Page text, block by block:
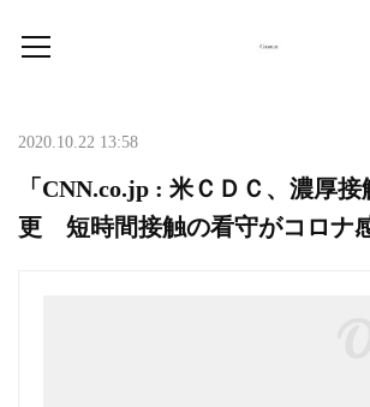
2020.10.22 13:58
「CNN.co.jp : 米ＣＤＣ、濃厚
更 短時間接触の看守がコロナ